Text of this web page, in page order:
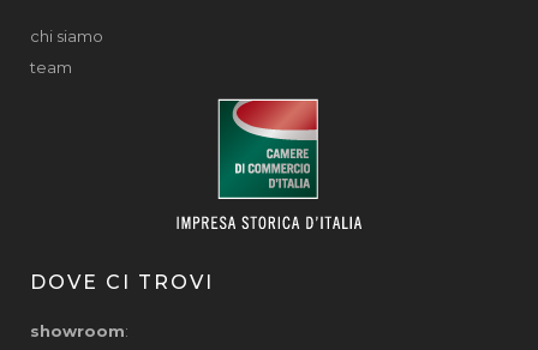
chi siamo
team
DOVE CI TROVI
showroom: